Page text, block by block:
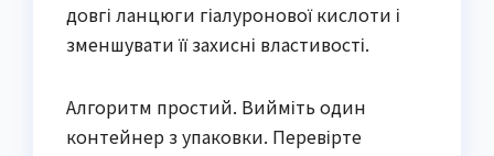
довгі ланцюги гіалуронової кислоти і
зменшувати її захисні властивості.
Алгоритм простий. Вийміть один
контейнер з упаковки. Перевірте